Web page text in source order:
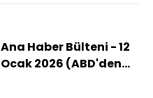
Ana Haber Bülteni - 12
Ocak 2026 (ABD'den